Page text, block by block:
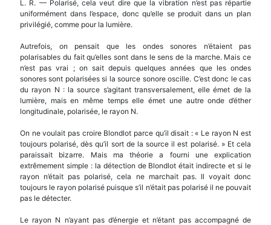
L. R. — Polarisé, cela veut dire que la vibration n’est pas répartie
uniformément dans l’espace, donc qu’elle se produit dans un plan
privilégié, comme pour la lumière.
Autrefois, on pensait que les ondes sonores n’étaient pas
polarisables du fait qu’elles sont dans le sens de la marche. Mais ce
n’est pas vrai ; on sait depuis quelques années que les ondes
sonores sont polarisées si la source sonore oscille. C’est donc le cas
du rayon N : la source s’agitant transversalement, elle émet de la
lumière, mais en même temps elle émet une autre onde d’éther
longitudinale, polarisée, le rayon N.
On ne voulait pas croire Blondlot parce qu’il disait : « Le rayon N est
toujours polarisé, dès qu’il sort de la source il est polarisé. » Et cela
paraissait bizarre. Mais ma théorie a fourni une explication
extrêmement simple : la détection de Blondlot était indirecte et si le
rayon n’était pas polarisé, cela ne marchait pas. Il voyait donc
toujours le rayon polarisé puisque s’il n’était pas polarisé il ne pouvait
pas le détecter.
Le rayon N n’ayant pas d’énergie et n’étant pas accompagné de